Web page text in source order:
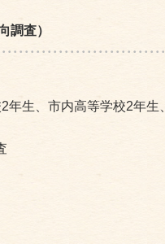
調査）
年生、市内高等学校2年